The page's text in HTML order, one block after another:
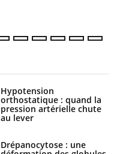
Hypotension
orthostatique : quand la
pression artérielle chute
au lever
Drépanocytose : une